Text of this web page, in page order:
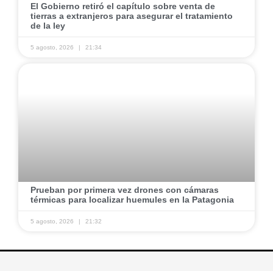
El Gobierno retiró el capítulo sobre venta de
tierras a extranjeros para asegurar el tratamiento
de la ley
5 agosto, 2026 21:34
Prueban por primera vez drones con cámaras
térmicas para localizar huemules en la Patagonia
5 agosto, 2026 21:32